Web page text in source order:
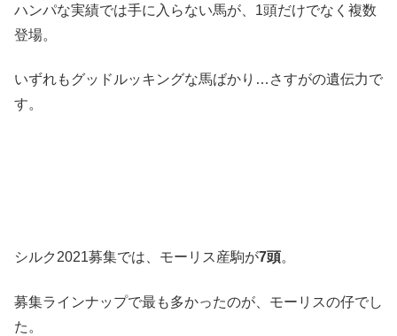
ハンパな実績では手に入らない馬が、1頭だけでなく複数
登場。
いずれもグッドルッキングな馬ばかり…さすがの遺伝力で
す。
シルク2021募集では、モーリス産駒が7頭。
募集ラインナップで最も多かったのが、モーリスの仔でし
た。